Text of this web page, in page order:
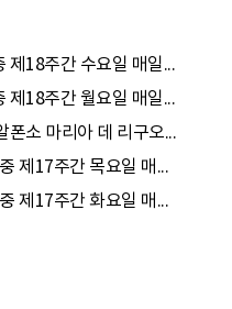
제18주간 수요일 매일...
제18주간 월요일 매일...
폰소 마리아 데 리구오...
제17주간 목요일 매...
제17주간 화요일 매...